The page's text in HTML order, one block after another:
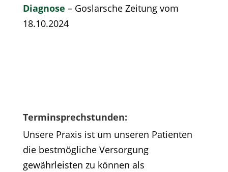
Diagnose – Goslarsche Zeitung vom
18.10.2024
Terminsprechstunden:
Unsere Praxis ist um unseren Patienten
die bestmögliche Versorgung
gewährleisten zu können als